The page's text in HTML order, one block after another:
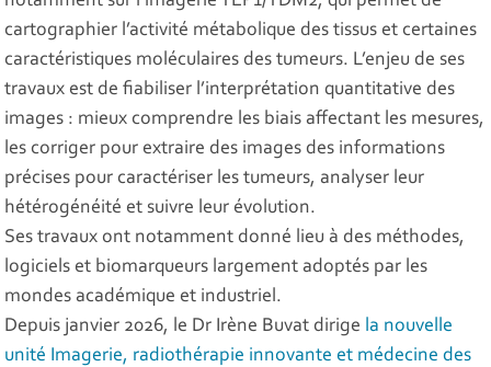
cartographier l’activité métabolique des tissus et certaines
caractéristiques moléculaires des tumeurs. L’enjeu de ses
travaux est de fiabiliser l’interprétation quantitative des
images : mieux comprendre les biais affectant les mesures,
les corriger pour extraire des images des informations
précises pour caractériser les tumeurs, analyser leur
hétérogénéité et suivre leur évolution.
Ses travaux ont notamment donné lieu à des méthodes,
logiciels et biomarqueurs largement adoptés par les
mondes académique et industriel.
Depuis janvier 2026, le Dr Irène Buvat dirige la nouvelle
unité Imagerie, radiothérapie innovante et médecine des